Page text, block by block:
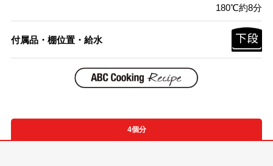
180℃約8分
付属品・棚位置・給水
4個分